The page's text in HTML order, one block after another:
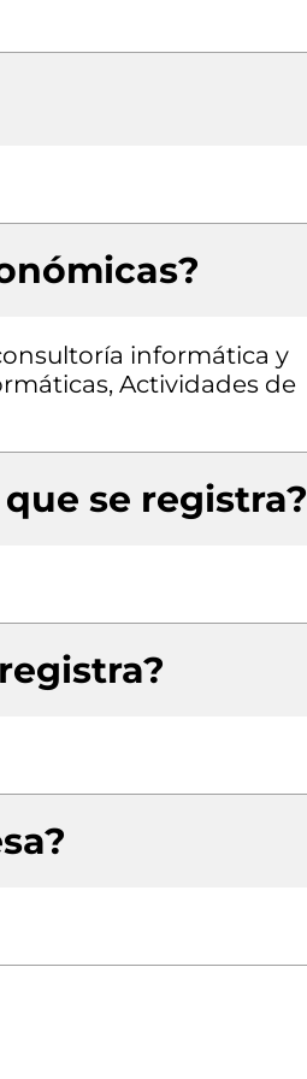
informática y
Actividades de
se registra?